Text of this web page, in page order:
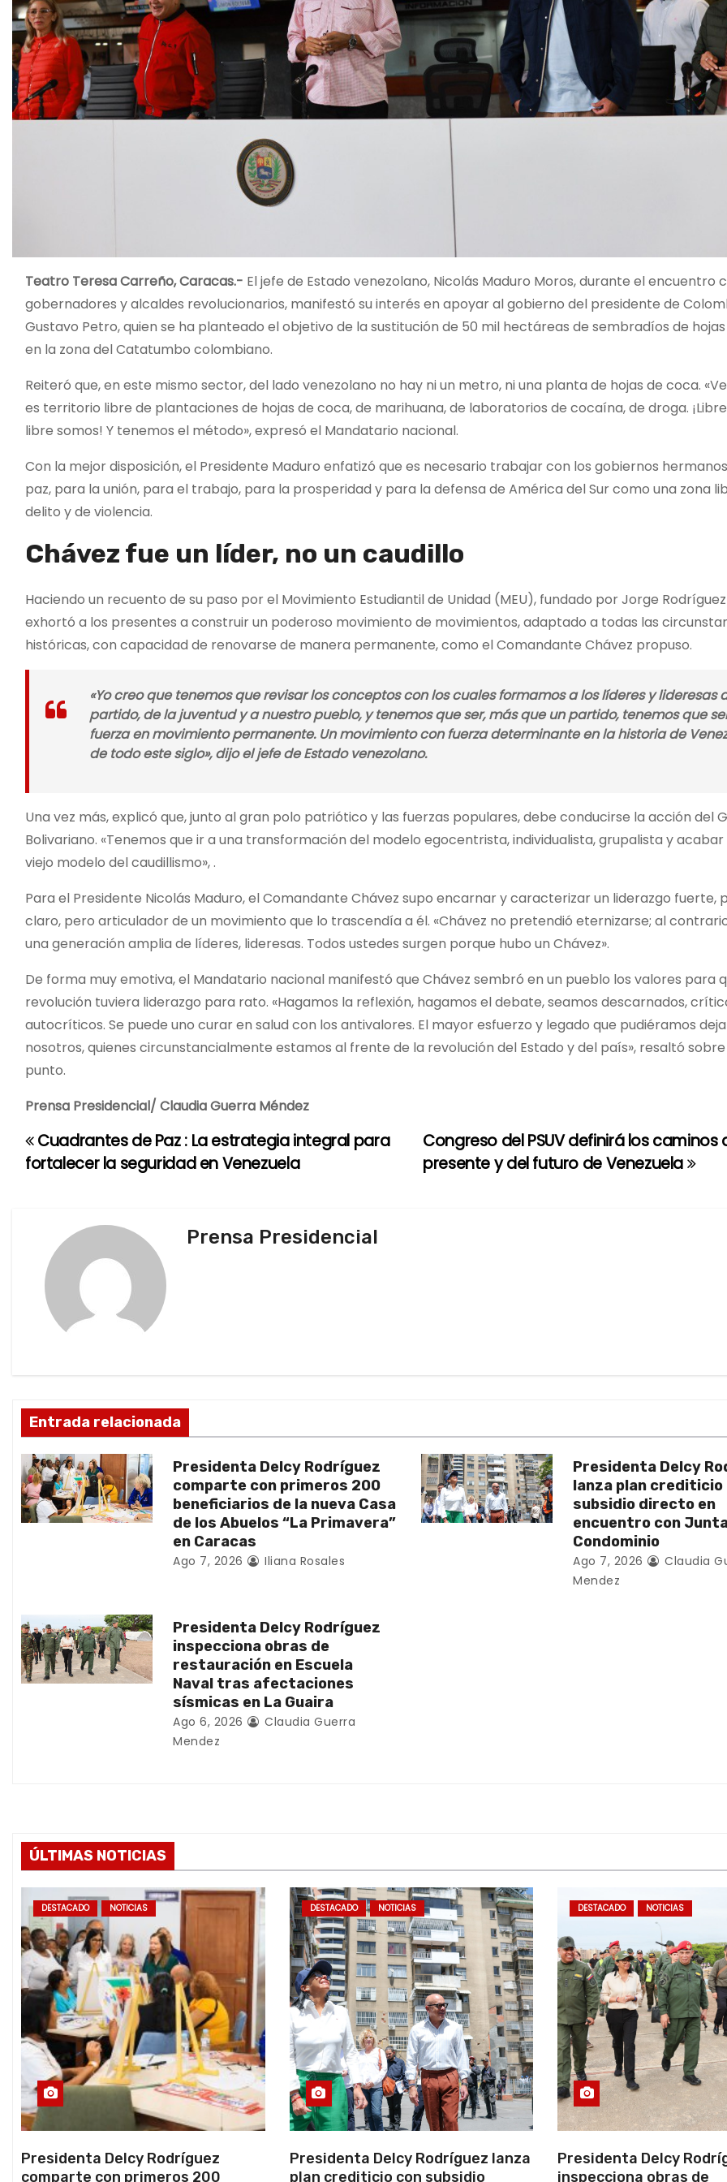
Teatro Teresa Carreño, Caracas.- El jefe de Estado venezolano, Nicolás Maduro Moros, durante el encuentro
gobernadores y alcaldes revolucionarios, manifestó su interés en apoyar al gobierno del presidente de
Gustavo Petro, quien se ha planteado el objetivo de la sustitución de 50 mil hectáreas de sembradíos de
en la zona del Catatumbo colombiano.
Reiteró que, en este mismo sector, del lado venezolano no hay ni un metro, ni una planta de hojas de coca.
es territorio libre de plantaciones de hojas de coca, de marihuana, de laboratorios de cocaína, de droga.
libre somos! Y tenemos el método», expresó el Mandatario nacional.
Con la mejor disposición, el Presidente Maduro enfatizó que es necesario trabajar con los gobiernos
paz, para la unión, para el trabajo, para la prosperidad y para la defensa de América del Sur como una zona
delito y de violencia.
Chávez fue un líder, no un caudillo
Haciendo un recuento de su paso por el Movimiento Estudiantil de Unidad (MEU), fundado por Jorge
exhortó a los presentes a construir un poderoso movimiento de movimientos, adaptado a todas las
históricas, con capacidad de renovarse de manera permanente, como el Comandante Chávez propuso.
«Yo creo que tenemos que revisar los conceptos con los cuales formamos a los líderes y lideresas
partido, de la juventud y a nuestro pueblo, y tenemos que ser, más que un partido, tenemos que
fuerza en movimiento permanente. Un movimiento con fuerza determinante en la historia de
de todo este siglo», dijo el jefe de Estado venezolano.
Una vez más, explicó que, junto al gran polo patriótico y las fuerzas populares, debe conducirse la acción del
Bolivariano. «Tenemos que ir a una transformación del modelo egocentrista, individualista, grupalista y
viejo modelo del caudillismo», .
Para el Presidente Nicolás Maduro, el Comandante Chávez supo encarnar y caracterizar un liderazgo fuerte,
claro, pero articulador de un movimiento que lo trascendía a él. «Chávez no pretendió eternizarse; al
una generación amplia de líderes, lideresas. Todos ustedes surgen porque hubo un Chávez».
De forma muy emotiva, el Mandatario nacional manifestó que Chávez sembró en un pueblo los valores para
revolución tuviera liderazgo para rato. «Hagamos la reflexión, hagamos el debate, seamos descarnados,
autocríticos. Se puede uno curar en salud con los antivalores. El mayor esfuerzo y legado que pudiéramos
nosotros, quienes circunstancialmente estamos al frente de la revolución del Estado y del país», resaltó
punto.
Prensa Presidencial/ Claudia Guerra Méndez
N
ó
n
d
e
t
r
a
Congreso del PSUV definirá los caminos
presente y del futuro de Venezuela
Cuadrantes de Paz : La estrategia integral para
fortalecer la seguridad en Venezuela
Prensa Presidencial
Entrada relacionada
Presidenta Delcy Rodríguez
comparte con primeros 200
beneficiarios de la nueva Casa
de los Abuelos “La Primavera”
en Caracas
Ago 7, 2026 Iliana Rosales
Presidenta Delcy
lanza plan crediticio
subsidio directo en
encuentro con
Condominio
Ago 7, 2026
Claudia
Mendez
Presidenta Delcy Rodríguez
inspecciona obras de
restauración en Escuela
Naval tras afectaciones
sísmicas en La Guaira
Ago 6, 2026
Claudia Guerra
Mendez
ÚLTIMAS NOTICIAS
DESTACADO NOTICIAS
Presidenta Delcy Rodríguez
comparte con primeros 200
DESTACADO NOTICIAS
Presidenta Delcy Rodríguez lanza
plan crediticio con subsidio
DESTACADO NOTICIAS
Presidenta Delcy
inspecciona obras de